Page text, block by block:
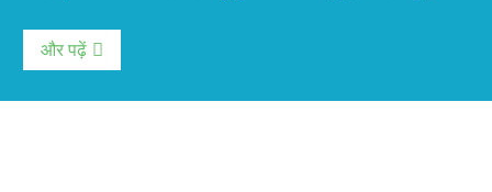
और पढ़ें